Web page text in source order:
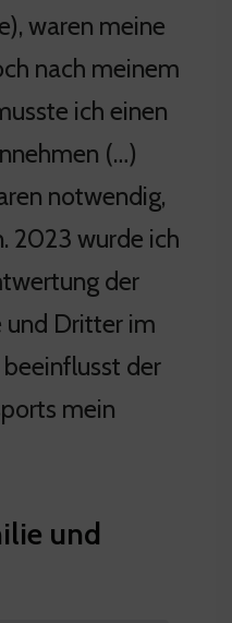
waren meine
nach meinem
ich einen
(…)
notwendig,
2023 wurde ich
der
und Dritter im
der
mein
und